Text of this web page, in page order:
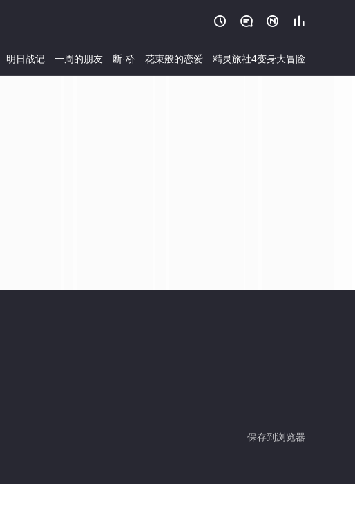
   
明日战记 一周的朋友 断·桥 花束般的恋爱 精灵旅社4变身大冒险
保存到浏览器